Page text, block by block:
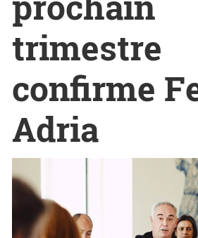
trimestre
confirme
Adria